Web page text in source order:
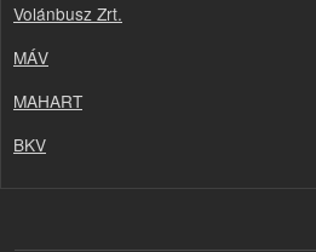
Volánbusz Zrt.
MÁV
MAHART
BKV